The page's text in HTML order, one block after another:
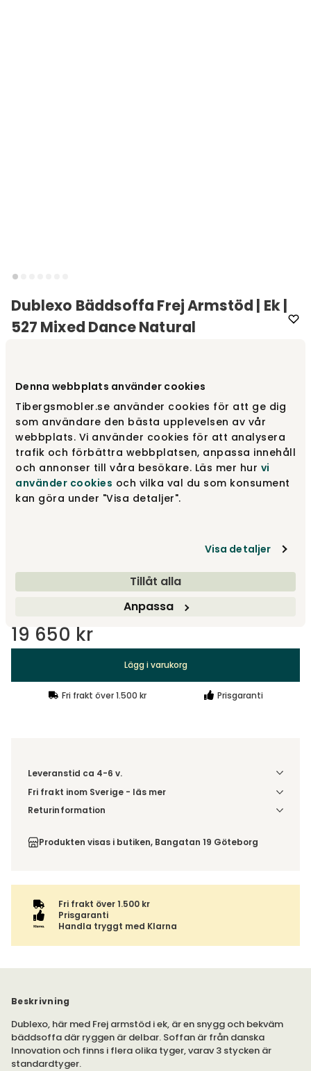
Denna webbplats använder cookies
Tibergsmobler.se använder cookies för att ge dig
som användare den bästa upplevelsen av vår
webbplats. Vi använder cookies för att analysera
trafik och förbättra webbplatsen, anpassa innehåll
och annonser till våra besökare. Läs mer hur vi
använder cookies och vilka val du som konsument
kan göra under "Visa detaljer".
Visa detaljer
Tillåt alla
Anpassa
Dublexo Bäddsoffa Frej Armstöd | Ek |
527 Mixed Dance Natural
Välj tyg Mixed Dance Natural 527
Mixed Dance Natural 527 19 650 kr
Twist Charcoal 563
19 650 kr
Visa fler +1
19 650 kr
Lägg i varukorg
Fri frakt över 1.500 kr Prisgaranti
Leveranstid ca 4-6 v.
Fri frakt inom Sverige - läs mer
Denna vara skickas till din port/tomtgräns. Innan leverans
Beställs varan ihop med andra produkter skickas hela
ordern tillsammans.
Returinformation
inte av ångerrätten.
Produkten visas i butiken, Bangatan 19 Göteborg
Fri frakt över 1.500 kr
Prisgaranti
Handla tryggt med Klarna
Beskrivning
Dublexo, här med Frej armstöd i ek, är en snygg och bekväm
bäddsoffa där ryggen är delbar. Soffan är från danska
Innovation och finns i flera olika tyger, varav 3 stycken är
standardtyger.